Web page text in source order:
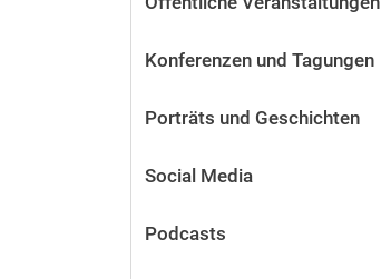
Stellenangebote
Alum­ni und Freunde
Kontakt und Standorte
Konferenzen und Tagungen
Porträts und Geschichten
Social Media
Podcasts